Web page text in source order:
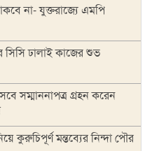
না- যুক্তরাজ্যে এমপি
সিসি ঢালাই কাজের শুভ
সম্মাননাপত্র গ্রহন করেন
কুরুচিপূর্ণ মন্তব্যের নিন্দা পৌর